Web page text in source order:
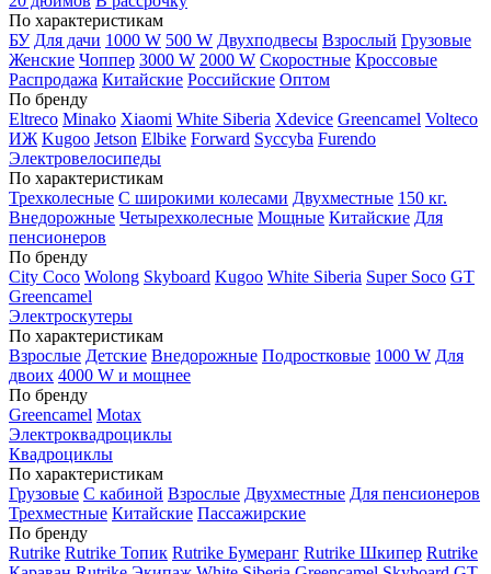
По характеристикам
БУ Для дачи 1000 W 500 W Двухподвесы Взрослый Грузовые
Женские Чоппер 3000 W 2000 W Скоростные Кроссовые
Распродажа Китайские Российские Оптом
По бренду
Eltreco Minako Xiaomi White Siberia Xdevice Greencamel Volteco
ИЖ Kugoo Jetson Elbike Forward Syccyba Furendo
Электровелосипеды
По характеристикам
Трехколесные С широкими колесами Двухместные 150 кг.
Внедорожные Четырехколесные Мощные Китайские Для
пенсионеров
По бренду
City Coco Wolong Skyboard Kugoo White Siberia Super Soco GT
Greencamel
Электроскутеры
По характеристикам
Взрослые Детские Внедорожные Подростковые 1000 W Для
двоих 4000 W и мощнее
По бренду
Greencamel Motax
Электроквадроциклы
Квадроциклы
По характеристикам
Грузовые С кабиной Взрослые Двухместные Для пенсионеров
Трехместные Китайские Пассажирские
По бренду
Rutrike Rutrike Топик Rutrike Бумеранг Rutrike Шкипер Rutrike